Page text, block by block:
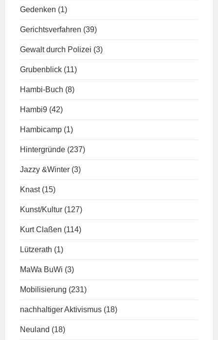
Gedenken (1)
Gerichtsverfahren (39)
Gewalt durch Polizei (3)
Grubenblick (11)
Hambi-Buch (8)
Hambi9 (42)
Hambicamp (1)
Hintergründe (237)
Jazzy &Winter (3)
Knast (15)
Kunst/Kultur (127)
Kurt Claßen (114)
Lützerath (1)
MaWa BuWi (3)
Mobilisierung (231)
nachhaltiger Aktivismus (18)
Neuland (18)